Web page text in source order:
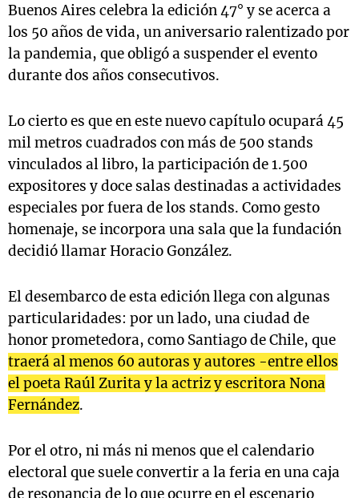
Buenos Aires celebra la edición 47° y se acerca a
los 50 años de vida, un aniversario ralentizado por
la pandemia, que obligó a suspender el evento
durante dos años consecutivos.
Lo cierto es que en este nuevo capítulo ocupará 45
mil metros cuadrados con más de 500 stands
vinculados al libro, la participación de 1.500
expositores y doce salas destinadas a actividades
especiales por fuera de los stands. Como gesto
homenaje, se incorpora una sala que la fundación
decidió llamar Horacio González.
El desembarco de esta edición llega con algunas
particularidades: por un lado, una ciudad de
honor prometedora, como Santiago de Chile, que
traerá al menos 60 autoras y autores -entre ellos
el poeta Raúl Zurita y la actriz y escritora Nona
Fernández.
Por el otro, ni más ni menos que el calendario
electoral que suele convertir a la feria en una caja
de resonancia de lo que ocurre en el escenario